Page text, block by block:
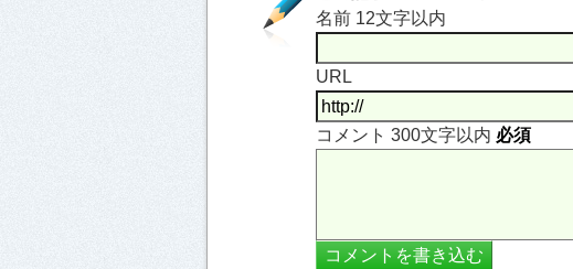
名前 12文字以内
URL
コメント 300文字以内 必須